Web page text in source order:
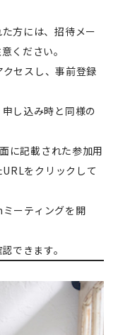
方には、招待メー
ください。
セスし、事前登録
し込み時と同様の
に記載された参加用
をクリックして
ーティングを開
できます。